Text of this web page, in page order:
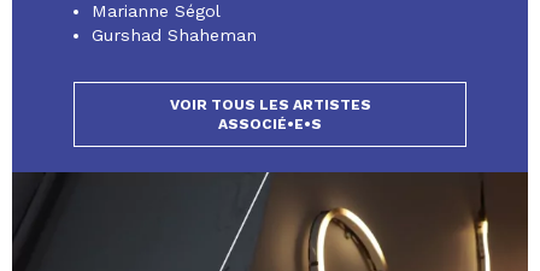
Marianne Ségol
Gurshad Shaheman
VOIR TOUS LES ARTISTES
ASSOCIÉ•E•S